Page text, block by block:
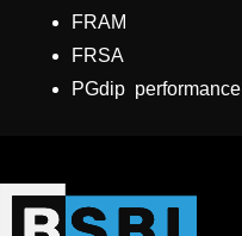
FRAM
FRSA
PGdip performance